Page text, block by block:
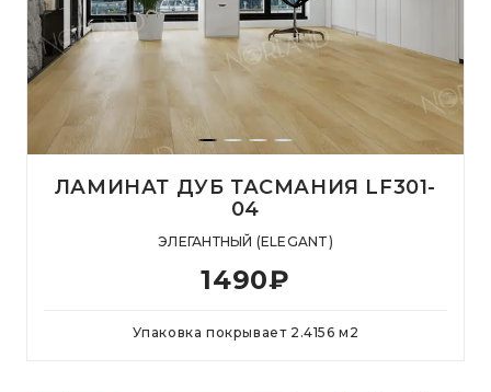
ЛАМИНАТ ДУБ ТАСМАНИЯ LF301-
04
ЭЛЕГАНТНЫЙ (ELEGANT)
1490₽
Упаковка покрывает 2.4156 м 2